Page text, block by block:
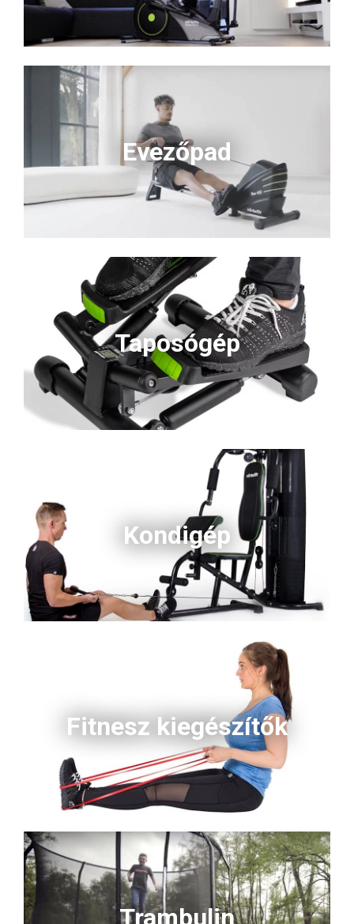
Evezőpad
Taposógép
Kondigép
Fitnesz kiegészítők
Trambulin